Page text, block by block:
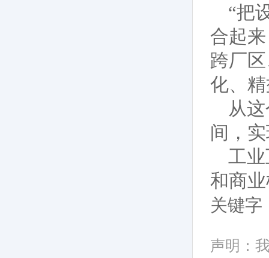
“把
合起
跨厂
化、
从
间，
工
和商
关键字
声明：